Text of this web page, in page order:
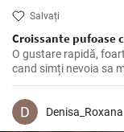
Salvați
Croissante pufoase
O gustare rapidă,
cand simți nevoia sa
dulceață sau cu tot
fiecăruia.
Denisa_Roxana